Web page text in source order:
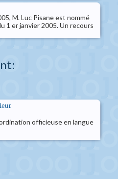
M. Luc Pisane est nommé
1 er janvier 2005. Un recours
officieuse en langue